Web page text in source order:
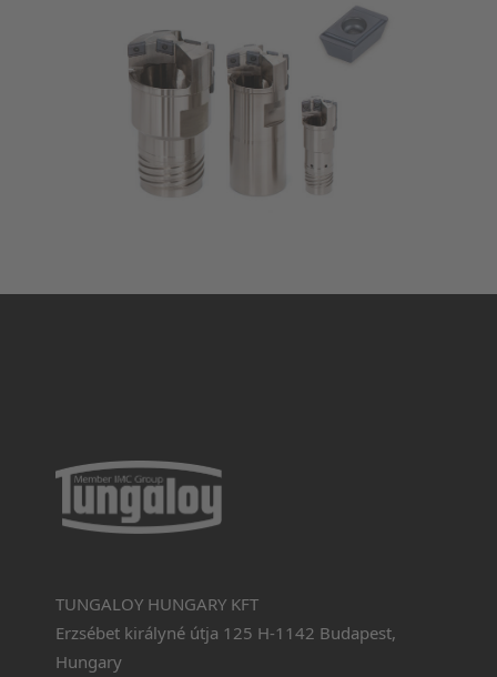
TUNGALOY HUNGARY KFT
Erzsébet királyné útja 125 H-1142 Budapest,
Hungary